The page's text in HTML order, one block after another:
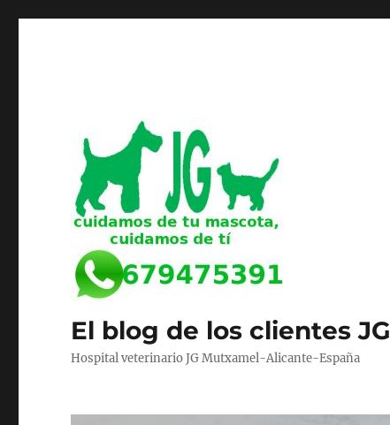
El blog de los clientes JG
Hospital veterinario JG Mutxamel-Alicante-España